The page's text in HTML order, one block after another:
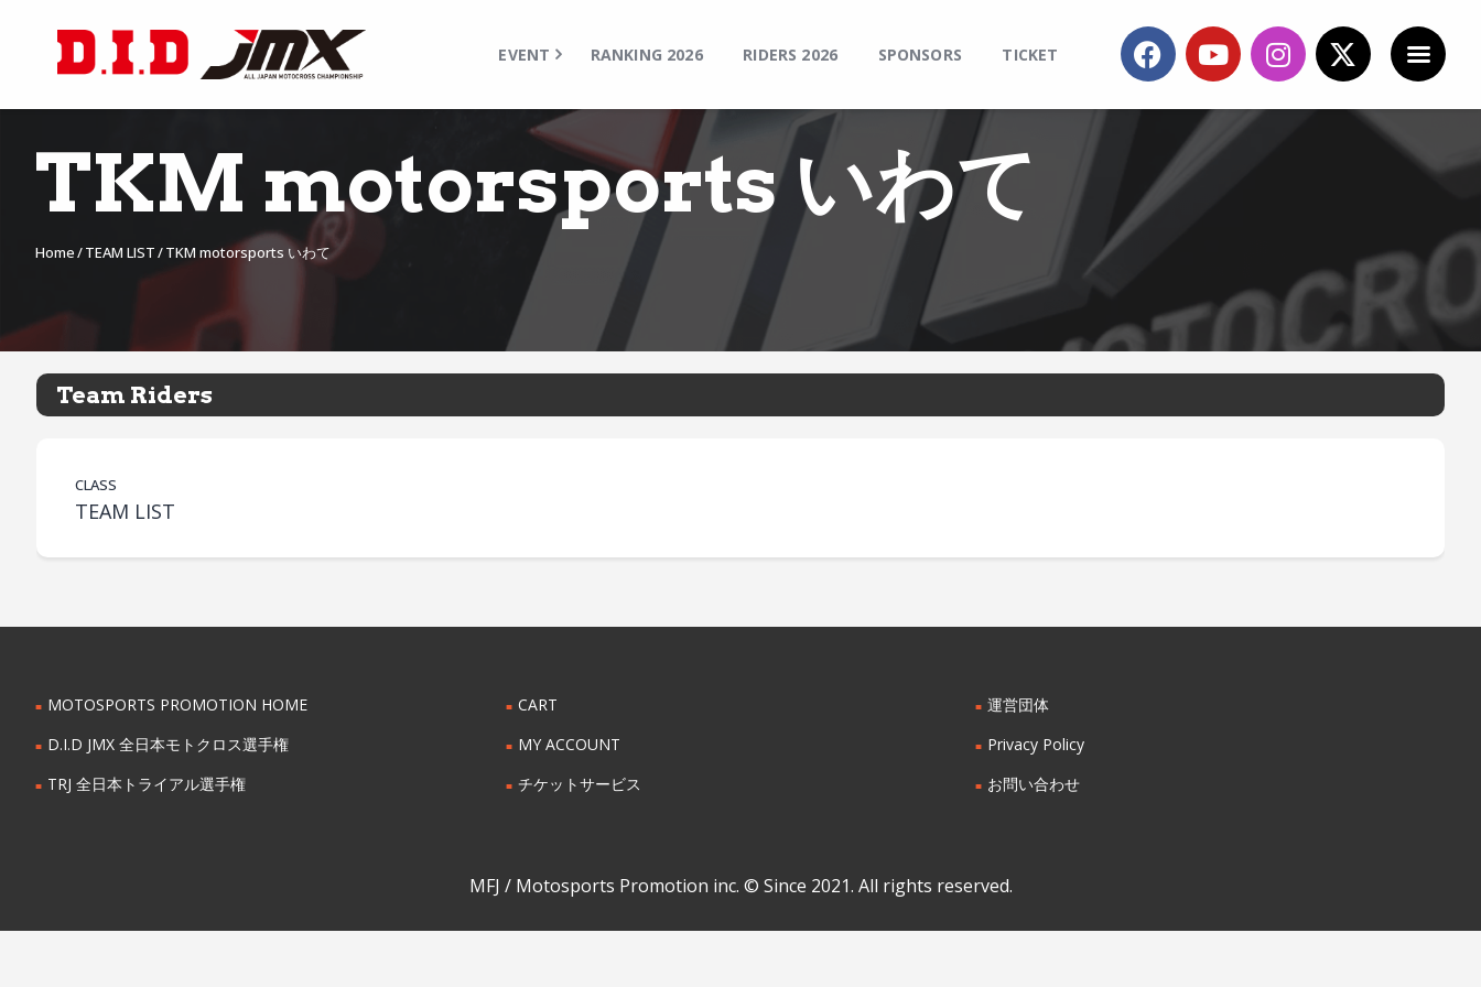
EVENT RANKING 2026 RIDERS 2026 SPONSORS TICKET
TKM motorsports いわて
Home TEAM LIST TKM motorsports いわて
EVENT
RIDERS 2026
SPONSORS
TICKET
MSP Motosports Promotion TOP
Team Riders
CLASS
TEAM LIST
MOTOSPORTS PROMOTION HOME
D.I.D JMX 全日本モトクロス選手権
TRJ 全日本トライアル選手権
CART
MY ACCOUNT
チケットサービス
運営団体
Privacy Policy
お問い合わせ
MFJ / Motosports Promotion inc. © Since 2021. All rights reserved.